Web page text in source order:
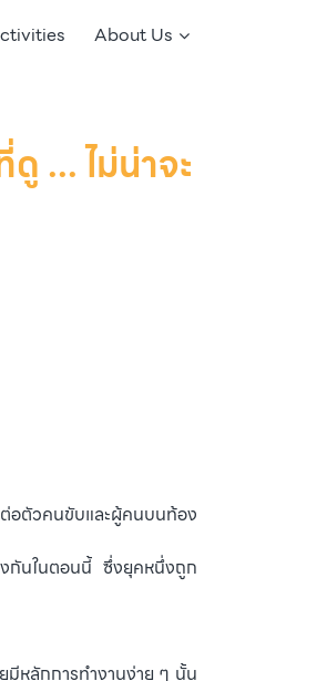
About Us
... ไม่น่าจะ
อตัวคนขับและผู้คนบนท้อง
กันในตอนนี้ ซึ่งยุคหนึ่งถูก
มีหลักการทำงานง่าย ๆ นั้น